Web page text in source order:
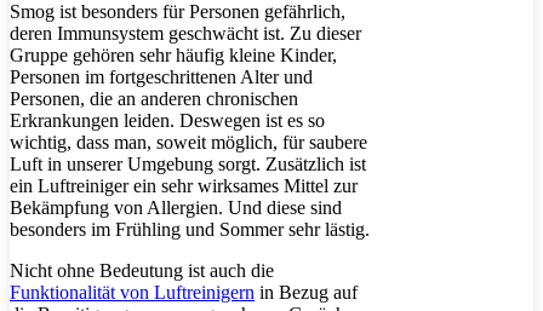
Smog ist besonders für Personen gefährlich,
deren Immunsystem geschwächt ist. Zu dieser
Gruppe gehören sehr häufig kleine Kinder,
Personen im fortgeschrittenen Alter und
Personen, die an anderen chronischen
Erkrankungen leiden. Deswegen ist es so
wichtig, dass man, soweit möglich, für saubere
Luft in unserer Umgebung sorgt. Zusätzlich ist
ein Luftreiniger ein sehr wirksames Mittel zur
Bekämpfung von Allergien. Und diese sind
besonders im Frühling und Sommer sehr lästig.
Nicht ohne Bedeutung ist auch die
Funktionalität von Luftreinigern in Bezug auf